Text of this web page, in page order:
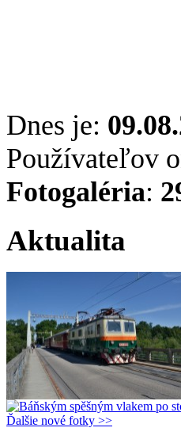
Dnes je:
Používateľov
Fotogaléria:
Aktualita
Ďalšie nové fotky >>